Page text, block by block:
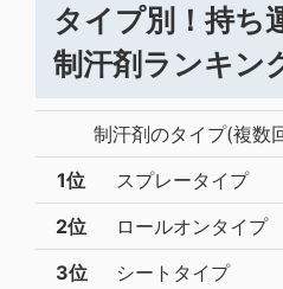
タイプ別！持ち
制汗剤ランキン
制汗剤のタイプ(複
1位
スプレータイプ
2位
ロールオンタイプ
3位
シートタイプ